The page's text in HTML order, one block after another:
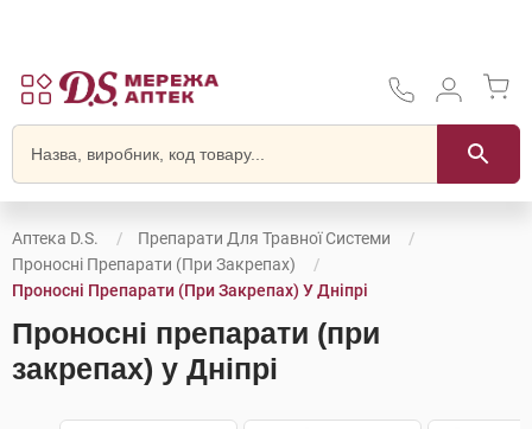
Аптека D.S.
Препарати Для Травної Системи
Проносні Препарати (при Закрепах)
Проносні Препарати (при Закрепах) У Дніпрі
Проносні препарати (при
закрепах) у Дніпрі